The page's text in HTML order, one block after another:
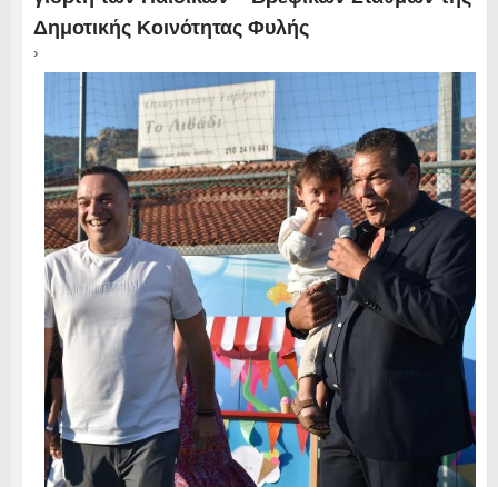
Δημοτικής Κοινότητας Φυλής
›